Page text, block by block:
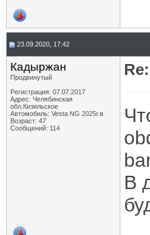
23.09.2020, 17:42
Кадыржан
Продвинутый
Регистрация: 07.07.2017
Адрес: Челябинская
обл.Кизильское
Автомобиль: Vesta NG 2025г.в
Возраст: 47
Сообщений: 114
В